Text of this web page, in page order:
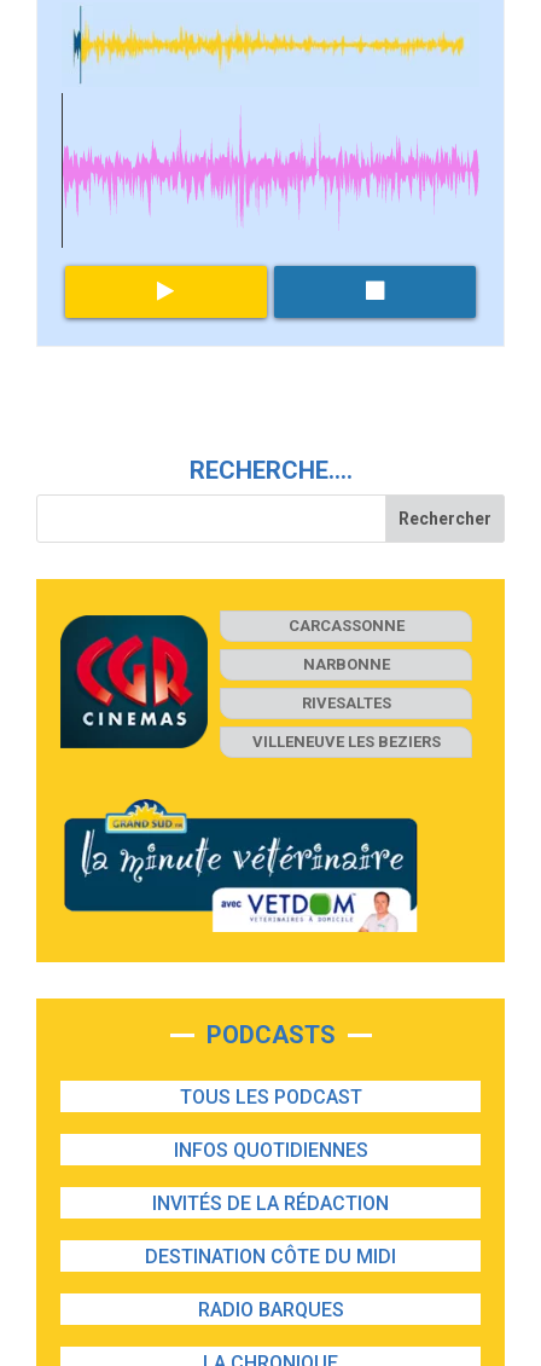
RECHERCHE….
CARCASSONNE
NARBONNE
RIVESALTES
VILLENEUVE LES BEZIERS
PODCASTS
TOUS LES PODCAST
INFOS QUOTIDIENNES
INVITÉS DE LA RÉDACTION
DESTINATION CÔTE DU MIDI
RADIO BARQUES